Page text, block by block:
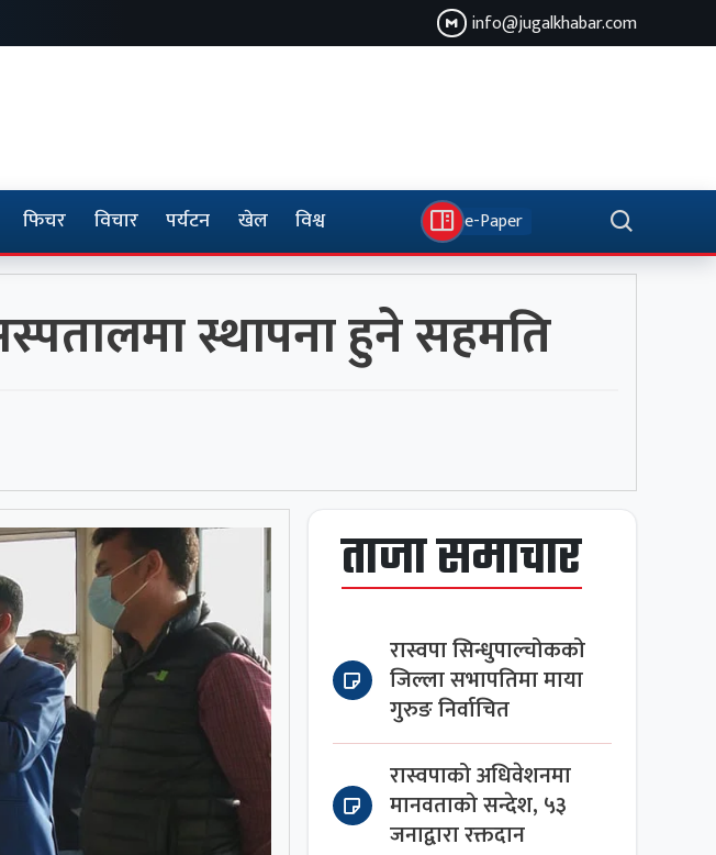
info@jugalkhabar.com
फिचर विचार पर्यटन खेल विश्व e-Paper
स्थापना हुने सहमति
ताजा समाचार
रास्वपा सिन्धुपाल्चोकको
जिल्ला सभापतिमा माया
गुरुङ निर्वाचित
रास्वपाको अधिवेशनमा
मानवताको सन्देश, ५३
जनाद्वारा रक्तदान